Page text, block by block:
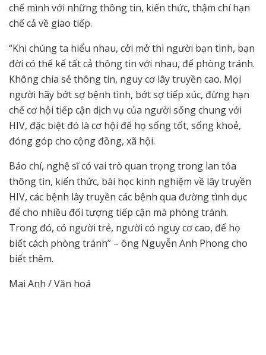
chế mình với những thông tin, kiến thức, thậm chí hạn
chế cả về giao tiếp.
“Khi chúng ta hiểu nhau, cởi mở thì người bạn tình, bạn
đời có thể kể tất cả thông tin với nhau, để phòng tránh.
Không chia sẻ thông tin, nguy cơ lây truyền cao. Mọi
người hãy bớt sợ bệnh tình, bớt sợ tiếp xúc, đừng hạn
chế cơ hội tiếp cận dịch vụ của người sống chung với
HIV, đặc biệt đó là cơ hội để họ sống tốt, sống khoẻ,
đóng góp cho cộng đồng, xã hội.
Báo chí, nghệ sĩ có vai trò quan trọng trong lan tỏa
thông tin, kiến thức, bài học kinh nghiệm về lây truyền
HIV, các bệnh lây truyền các bệnh qua đường tình dục
để cho nhiều đối tượng tiếp cận mà phòng tránh.
Trong đó, có người trẻ, người có nguy cơ cao, để họ
biết cách phòng tránh” – ông Nguyễn Anh Phong cho
biết thêm.
Mai Anh / Văn hoá